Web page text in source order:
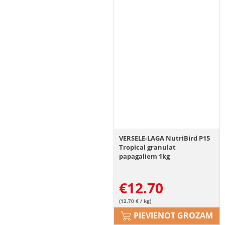
VERSELE-LAGA NutriBird P15
Tropical granulat
papagaliem 1kg
€12.70
(12.70 € / kg)
PIEVIENOT GROZAM